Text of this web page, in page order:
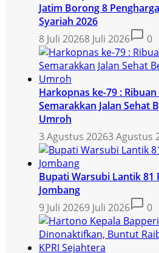
Jatim Borong 8
Syariah 2026
8 Juli 20268 Juli 2026 0
Harkopnas ke-79 :
Semarakkan Jalan Sehat
Umroh
3 Agustus 20263 Agustus
Bupati Warsubi Lantik 81
Jombang
9 Juli 20269 Juli 2026 0